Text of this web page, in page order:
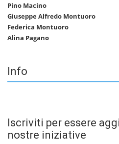
Pino Macino
Giuseppe Alfredo Montuoro
Federica Montuoro
Alina Pagano
Info
Iscriviti per essere
nostre iniziative